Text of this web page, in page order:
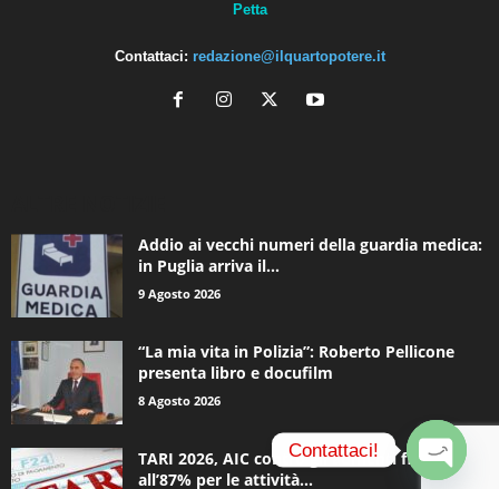
Petta
Contattaci: redazione@ilquartopotere.it
Addio ai vecchi numeri della guardia medica:
in Puglia arriva il...
9 Agosto 2026
“La mia vita in Polizia”: Roberto Pellicone
presenta libro e docufilm
8 Agosto 2026
TARI 2026, AIC contro gli aumenti fino
all’87% per le attività...
Contattaci!